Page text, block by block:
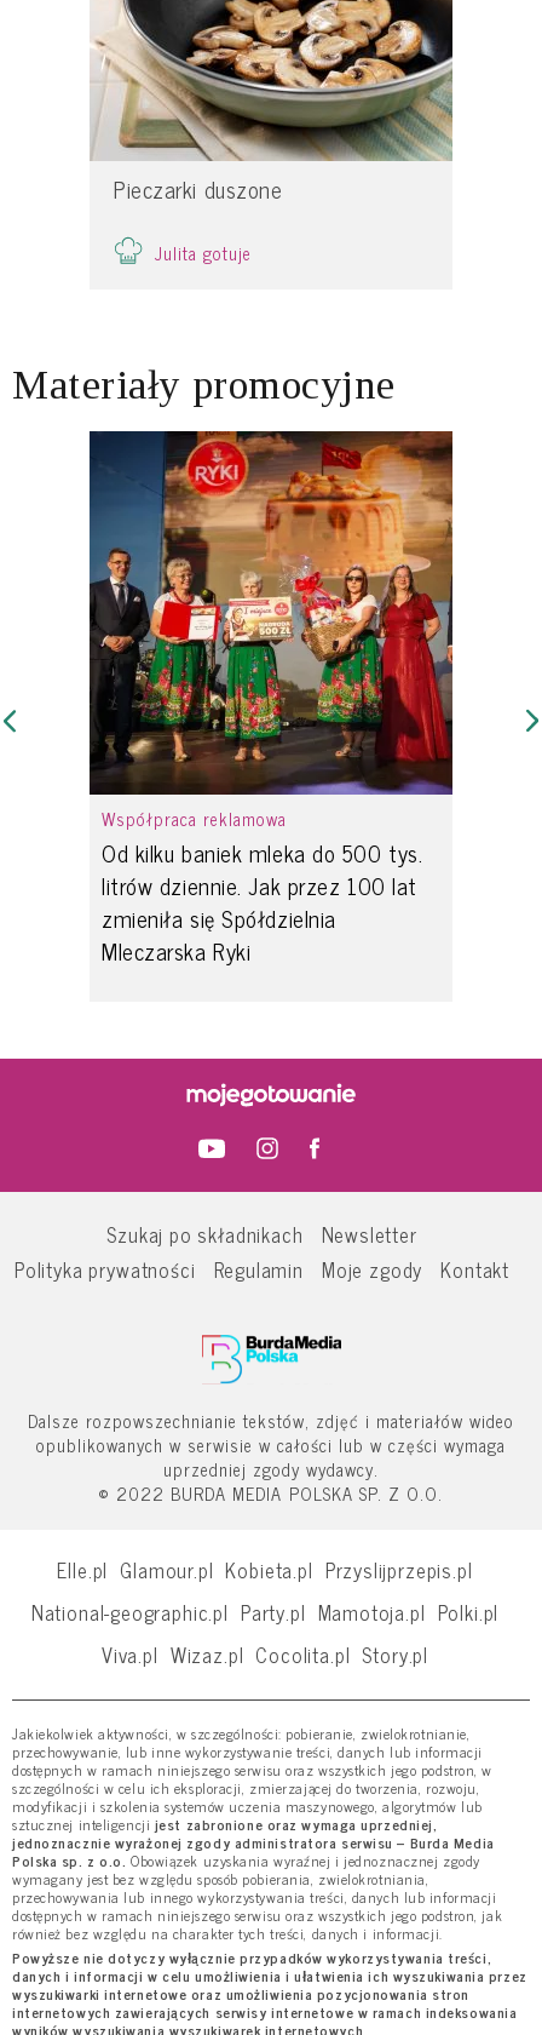
Pieczarki duszone
Julita gotuje
Materiały promocyjne
Współpraca reklamowa
Od kilku baniek mleka do 500 tys.
litrów dziennie. Jak przez 100 lat
zmieniła się Spółdzielnia
Mleczarska Ryki
Szukaj po składnikach
Newsletter
Polityka prywatności
Regulamin Moje zgody Kontakt
Dalsze rozpowszechnianie tekstów, zdjęć i materiałów wideo
opublikowanych w serwisie w całości lub w części wymaga
uprzedniej zgody wydawcy.
© 2022 BURDA MEDIA POLSKA SP. Z O.O.
Elle.pl Glamour.pl Kobieta.pl Przyslijprzepis.pl
National-geographic.pl Party.pl Mamotoja.pl Polki.pl
Viva.pl Wizaz.pl Cocolita.pl Story.pl
Jakiekolwiek aktywności, w szczególności: pobieranie, zwielokrotnianie,
przechowywanie, lub inne wykorzystywanie treści, danych lub informacji
dostępnych w ramach niniejszego serwisu oraz wszystkich jego podstron, w
szczególności w celu ich eksploracji, zmierzającej do tworzenia, rozwoju,
modyfikacji i szkolenia systemów uczenia maszynowego, algorytmów lub
sztucznej inteligencji jest zabronione oraz wymaga uprzedniej,
jednoznacznie wyrażonej zgody administratora serwisu – Burda Media
Polska sp. z o.o. Obowiązek uzyskania wyraźnej i jednoznacznej zgody
wymagany jest bez względu sposób pobierania, zwielokrotniania,
przechowywania lub innego wykorzystywania treści, danych lub informacji
dostępnych w ramach niniejszego serwisu oraz wszystkich jego podstron, jak
również bez względu na charakter tych treści, danych i informacji.
Powyższe nie dotyczy wyłącznie przypadków wykorzystywania treści,
danych i informacji w celu umożliwienia i ułatwienia ich wyszukiwania przez
wyszukiwarki internetowe oraz umożliwienia pozycjonowania stron
internetowych zawierających serwisy internetowe w ramach indeksowania